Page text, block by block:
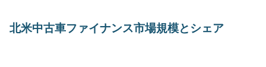
北米中古車ファイナンス市場規模とシェア